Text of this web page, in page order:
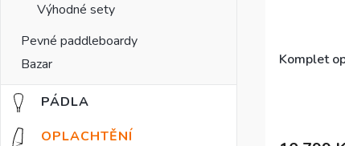
Výhodné sety
Pevné paddleboardy
Bazar
PÁDLA
OPLACHTĚNÍ
Komplet